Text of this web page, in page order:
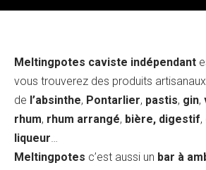
Meltingpotes caviste indépendant
vous trouverez des produits
de l’absinthe, Pontarlier, pastis, gin,
rhum, rhum arrangé, bière, digestif,
liqueur…
Meltingpotes c’est aussi un bar à